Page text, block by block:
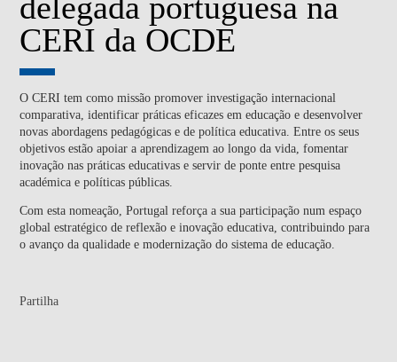
CERI da OCDE
O CERI tem como missão promover investigação internacional
comparativa, identificar práticas eficazes em educação e desenvolver
novas abordagens pedagógicas e de política educativa. Entre os seus
objetivos estão apoiar a aprendizagem ao longo da vida, fomentar
inovação nas práticas educativas e servir de ponte entre pesquisa
académica e políticas públicas.
Com esta nomeação, Portugal reforça a sua participação num espaço
global estratégico de reflexão e inovação educativa, contribuindo para
o avanço da qualidade e modernização do sistema de educação.
Partilha